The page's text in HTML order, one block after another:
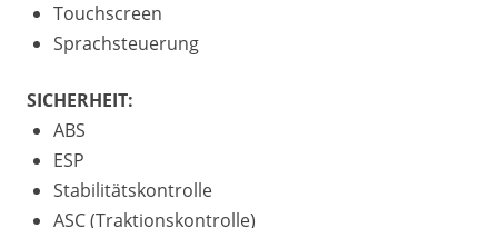
Touchscreen
Sprachsteuerung
SICHERHEIT:
ABS
ESP
Stabilitätskontrolle
ASC (Traktionskontrolle)